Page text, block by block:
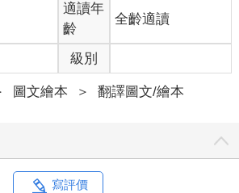
個吧台，可以擠下五到七八個人左右，當
明的老闆娘，她們的個性就是店鋪的風
園五番街，是一個名叫「真里」的女老
圍裙，一點也不像老闆娘，常客們都直接
齣有名的電視劇擔任過配角，也曾經拍過
適讀年
齡
全齡適讀
級別
圖文繪本 ＞ 翻譯圖文/繪本
寫評價